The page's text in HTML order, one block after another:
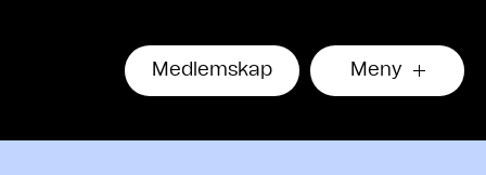
Medlemskap Meny